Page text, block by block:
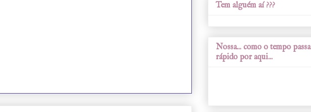
Tem alguém aí ???
Nossa... como o tempo passa
rápido por aqui...